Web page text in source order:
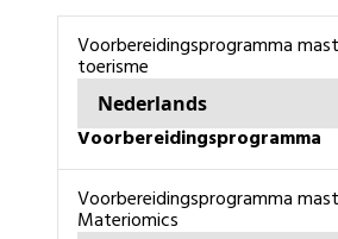
Voorbereidingsprogramma master in het
toerisme
Nederlands
voorbereidingsprogramma
voorbereidingsprogramma master in
Materiomics